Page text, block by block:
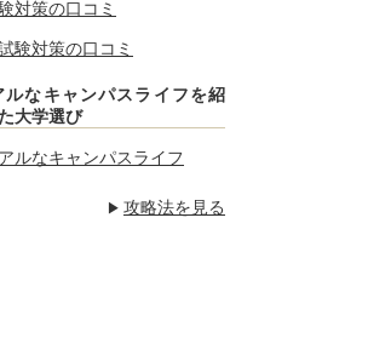
対策の口コミ
験対策の口コミ
なキャンパスライフを紹
大学選び
ルなキャンパスライフ
攻略法を見る